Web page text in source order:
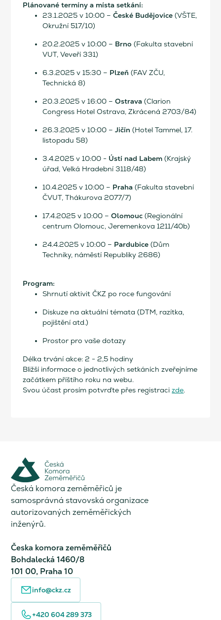
Plánované termíny a místa setkání:
23.1.2025 v 10:00 –České Budějovice (VŠTE,
Okružní 517/10)
20.2.2025 v 10:00 – Brno (Fakulta stavební
VUT, Veveří 331)
6.3.2025 v 15:30 – Plzeň (FAV ZČU,
Technická 8)
20.3.2025 v 16:00 –Ostrava (Clarion
Congress Hotel Ostrava, Zkrácená 2703/84)
26.3.2025 v 10:00 –Jičín(Hotel Tammel, 17.
listopadu 58)
3.4.2025 v 10:00 - Ústí nad Labem (Krajský
úřad, Velká Hradební 3118/48)
10.4.2025 v 10:00 – Praha (Fakulta stavební
ČVUT, Thákurova 2077/7)
17.4.2025 v 10:00 –Olomouc (Regionální
centrum Olomouc, Jeremenkova 1211/40b)
24.4.2025 v 10:00 – Pardubice(Dům
Techniky, náměstí Republiky 2686)
Program:
Shrnutí aktivit ČKZ po roce fungování
Diskuze na aktuální témata (DTM, razítka,
pojištění atd.)
Prostor pro vaše dotazy
Délka trvání akce: 2 - 2,5 hodiny
Bližší informace o jednotlivých setkáních zveřejníme
začátkem příštího roku na webu.
Svou účast prosím potvrďte přes registracizde.
Česká komora zeměměřiců je
samosprávná stavovská organizace
autorizovaných zeměměřických
inženýrů.
Česka komora zeměměřičů
Bohdalecká 1460/8
101 00, Praha 10
info@ckz.cz
+420 604 289 373